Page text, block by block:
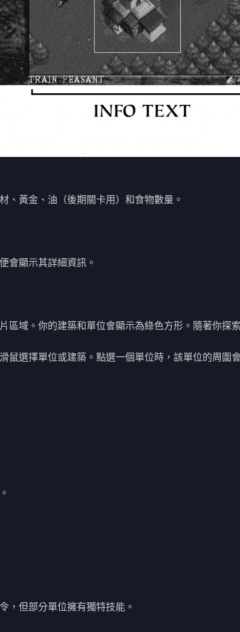
、黃金、油（後期關卡用）和食物數量。
會顯示其詳細資訊。
區域。你的建築和單位會顯示為綠色方形。隨著你探
鼠選擇單位或建築。點選一個單位時，該單位的周圍
，但部分單位擁有獨特技能。